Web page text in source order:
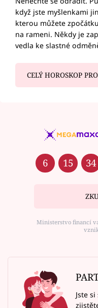
když jste myšlenkami
kterou můžete
na rameni. Někdy je
vedla ke slastné
CELÝ HOROSKOP
6 15 34
Ministerstvo financí
Jste